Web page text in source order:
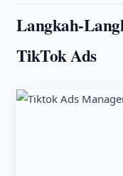
Langkah-
TikTok Ads